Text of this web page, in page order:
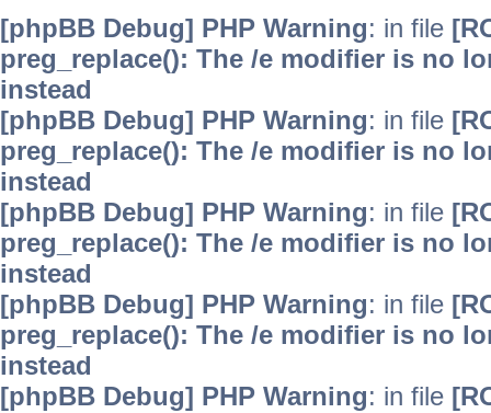
[phpBB Debug] PHP Warning: in file
preg_replace(): The /e modifier is no
instead
[phpBB Debug] PHP Warning: in file
preg_replace(): The /e modifier is no
instead
[phpBB Debug] PHP Warning: in file
preg_replace(): The /e modifier is no
instead
[phpBB Debug] PHP Warning: in file
preg_replace(): The /e modifier is no
instead
[phpBB Debug] PHP Warning: in file